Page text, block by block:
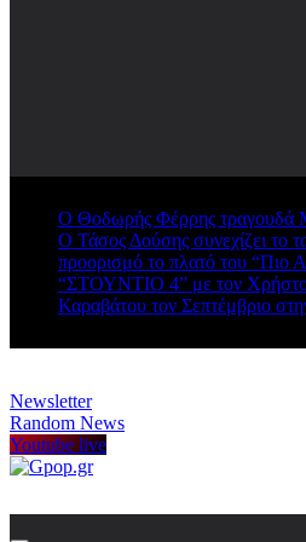
Ο Θοδωρής Φέρρης τραγουδά
Ο Τάσος Δούσης συνεχίζει το
προορισμό το πλατό του “Πιο
“ΣΤΟΥΝΤΙΟ 4” με τον Χρήστο
Καραβάτου τον Σεπτέμβριο
Newsletter
Random News
Youtube live